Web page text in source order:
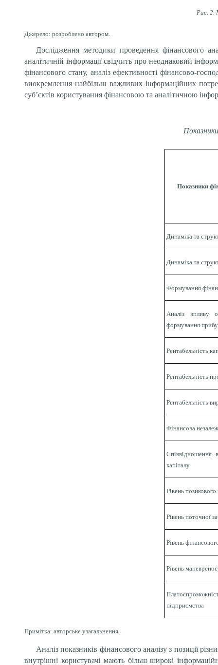
Рис. 2.
Джерело: розроблено автором.
Дослідження методики проведення фінансового
аналітичній інформації свідчить про неоднаковий
фінансового стану, аналіз ефективності фінансово-
виокремлення найбільш важливих інформаційних
суб’єктів користування фінансовою та аналітичною
Показники
Динаміка та
Динаміка та
Формування
Аналіз впливу
формування
Рентабельність
Рентабельність
Рентабельність
Фінансова
Співвідношення
капіталу
Рівень позикового
Рівень поточної
Рівень
Рівень
підприємства
Примітка: авторське узагальнення.
Аналіз показників фінансового аналізу з позиції
внутрішні користувачі мають більш широкі